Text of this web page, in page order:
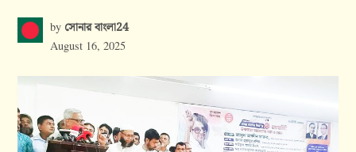
by সোনার বাংলা24
August 16, 2025